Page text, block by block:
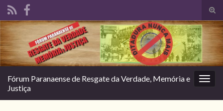
de
Search for:
Fórum Paranaense de Resgate da Verdade, Memória e
Justiça